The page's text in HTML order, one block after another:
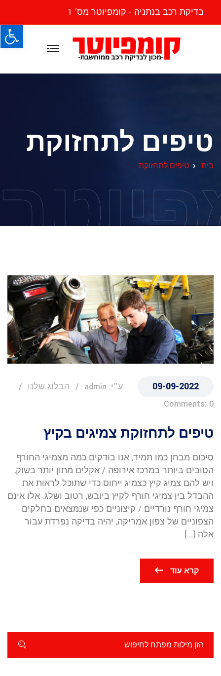
בדיקת רכב בנתניה - קומפיוטר מס' 1
טיפים לתחזוקת
בית טיפים לתחזוקת
09-09-2022 ע"י: admin
הבלוג שלנו
Comments: 0
טיפים לתחזוקת צמיגים בקיץ
סיכום מבחן כמו תמיד, אנו בודקים כמה מצמיגי החורף
הטובים ביותר במרכז אירופה / אקלים מתון יותר בשוק,
ויש להם צמיג קיץ כצמיג ייחוס כדי שתוכל לראות את
ההבדל בין צמיגי חורף לקיץ ביובש, רטוב ושלג. אלו אינם
צמיגי חורף נורדיים / קיצוניים כפי שנמצאים בחלקים
הצפוניים של צפון אמריקה, יהיה בדיקה נפרדת עבור
אלה […]
קרא עוד